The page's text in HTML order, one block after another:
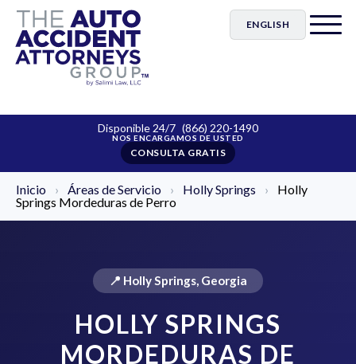
ENGLISH
Disponible 24/7 (866) 220-1490
CONSULTA GRATIS
Inicio › Áreas de Servicio › Holly Springs ›
Holly
Springs Mordeduras de Perro
📍 Holly Springs, Georgia
HOLLY SPRINGS
MORDEDURAS DE